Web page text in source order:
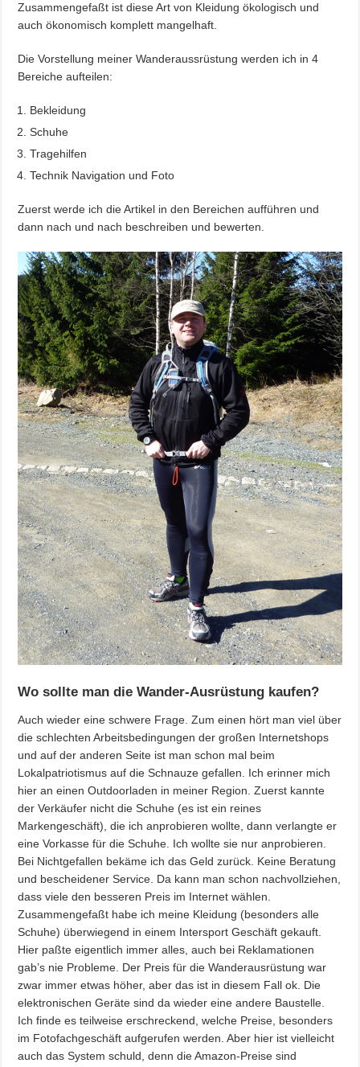
Zusammengefaßt ist diese Art von Kleidung ökologisch und
auch ökonomisch komplett mangelhaft.
Die Vorstellung meiner Wanderaussrüstung werden ich in 4
Bereiche aufteilen:
Bekleidung
Schuhe
Tragehilfen
Technik Navigation und Foto
Zuerst werde ich die Artikel in den Bereichen aufführen und
dann nach und nach beschreiben und bewerten.
Wo sollte man die Wander-Ausrüstung kaufen?
Auch wieder eine schwere Frage. Zum einen hört man viel über
die schlechten Arbeitsbedingungen der großen Internetshops
und auf der anderen Seite ist man schon mal beim
Lokalpatriotismus auf die Schnauze gefallen. Ich erinner mich
hier an einen Outdoorladen in meiner Region. Zuerst kannte
der Verkäufer nicht die Schuhe (es ist ein reines
Markengeschäft), die ich anprobieren wollte, dann verlangte er
eine Vorkasse für die Schuhe. Ich wollte sie nur anprobieren.
Bei Nichtgefallen bekäme ich das Geld zurück. Keine Beratung
und bescheidener Service. Da kann man schon nachvollziehen,
dass viele den besseren Preis im Internet wählen.
Zusammengefaßt habe ich meine Kleidung (besonders alle
Schuhe) überwiegend in einem Intersport Geschäft gekauft.
Hier paßte eigentlich immer alles, auch bei Reklamationen
gab’s nie Probleme. Der Preis für die Wanderausrüstung war
zwar immer etwas höher, aber das ist in diesem Fall ok. Die
elektronischen Geräte sind da wieder eine andere Baustelle.
Ich finde es teilweise erschreckend, welche Preise, besonders
im Fotofachgeschäft aufgerufen werden. Aber hier ist vielleicht
auch das System schuld, denn die Amazon-Preise sind